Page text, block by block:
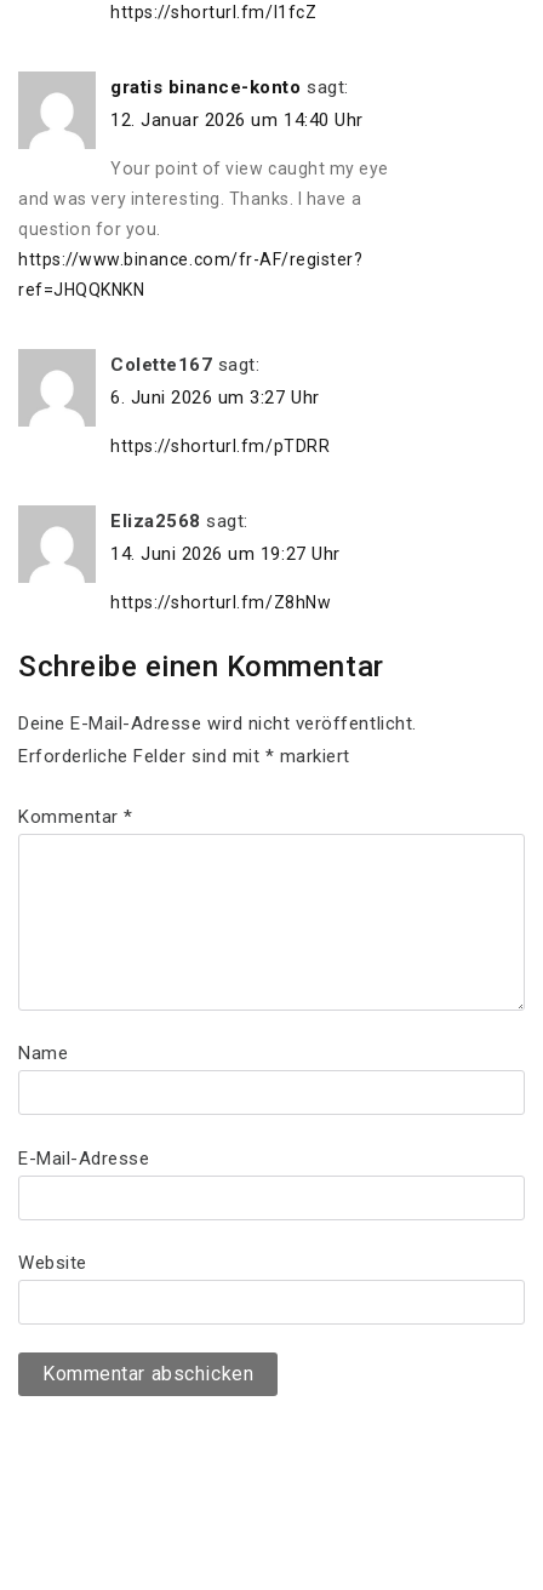
https://shorturl.fm/I1fcZ
gratis binance-konto sagt:
12. Januar 2026 um 14:40 Uhr
Your point of view caught my eye
and was very interesting. Thanks. I have a
question for you.
https://www.binance.com/fr-AF/register?
ref=JHQQKNKN
Colette167 sagt:
6. Juni 2026 um 3:27 Uhr
https://shorturl.fm/pTDRR
Eliza2568 sagt:
14. Juni 2026 um 19:27 Uhr
https://shorturl.fm/Z8hNw
Schreibe einen Kommentar
Deine E-Mail-Adresse wird nicht veröffentlicht.
Erforderliche Felder sind mit * markiert
Kommentar*
Name
E-Mail-Adresse
Website